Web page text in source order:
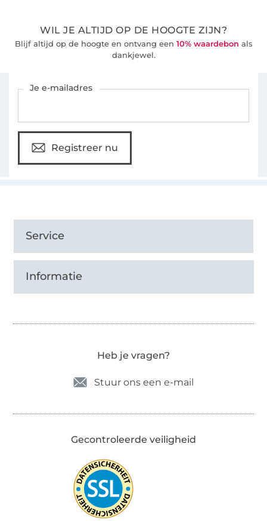
WIL JE ALTIJD OP DE HOOGTE ZIJN?
Blijf altijd op de hoogte en ontvang een 10% waardebon als
dankjewel.
Je e-mailadres
Registreer nu
Service
Informatie
Heb je vragen?
Stuur ons een e-mail
Gecontroleerde veiligheid